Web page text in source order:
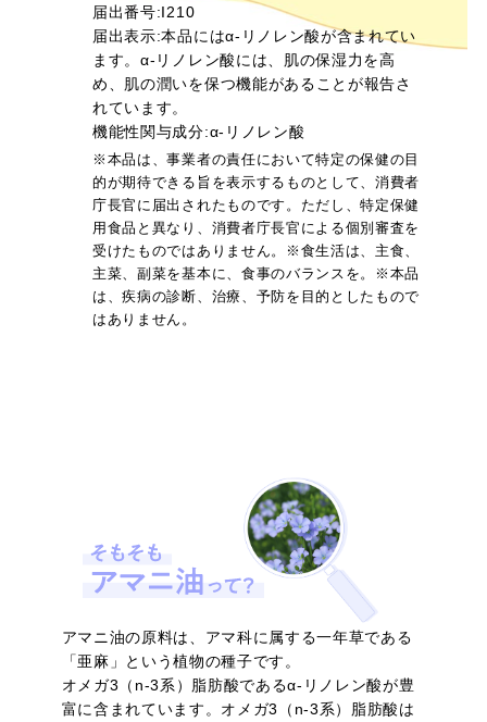
含んでいます
届出番号:I210
届出表示:本品にはα-リノレン酸が含まれてい
ます。α-リノレン酸には、肌の保湿力を高
め、肌の潤いを保つ機能があることが報告さ
れています。
機能性関与成分:α-リノレン酸
※本品は、事業者の責任において特定の保健の目
的が期待できる旨を表示するものとして、消費者
庁長官に届出されたものです。ただし、特定保健
用食品と異なり、消費者庁長官による個別審査を
受けたものではありません。※食生活は、主食、
主菜、副菜を基本に、食事のバランスを。※本品
は、疾病の診断、治療、予防を目的としたもので
はありません。
そもそもア
アマニ油の原料は、アマ科に属する一年草である
「亜麻」という植物の種子です。
オメガ3（n-3系）脂肪酸であるα-リノレン酸が豊
富に含まれています。オメガ3（n-3系）脂肪酸は